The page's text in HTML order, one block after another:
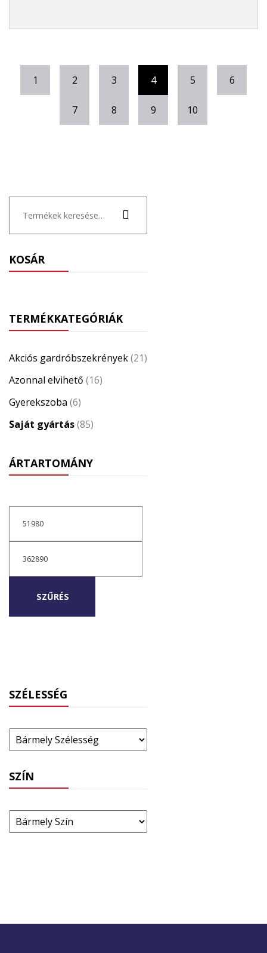
1 2 3 4 5 6
7 8 9 10
következőre:
KOSÁR
TERMÉKKATEGÓRIÁK
Akciós gardróbszekrények(21)
Azonnal elvihető (16)
Gyerekszoba (6)
Saját gyártás(85)
ÁRTARTOMÁNY
SZŰRÉS
SZÉLESSÉG
SZÍN